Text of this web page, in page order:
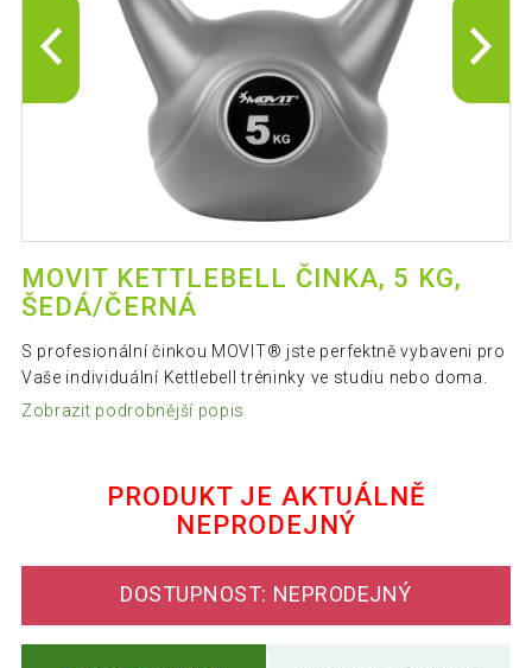
MOVIT KETTLEBELL ČINKA, 5 KG,
ŠEDÁ/ČERNÁ
S profesionální činkou MOVIT® jste perfektně vybaveni pro
Vaše individuální Kettlebell tréninky ve studiu nebo doma.
Zobrazit podrobnější popis
PRODUKT JE AKTUÁLNĚ
NEPRODEJNÝ
DOSTUPNOST: NEPRODEJNÝ